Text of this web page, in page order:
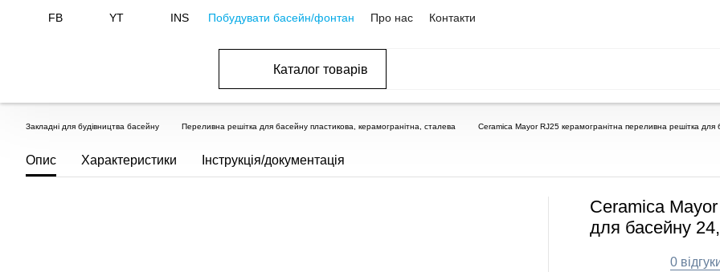
FB YT INS Побудувати басейн/фонтан Про нас Контакти
Каталог товарів
Закладні для будівництва басейну Переливна решітка для басейну пластикова, керамогранітна, сталева Ceramica Mayor RJ25 керамогранітна переливна решітка
Опис Характеристики Інструкція/документація
Ceramica
для басейну
0